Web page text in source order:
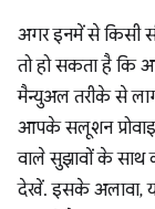
अगर इनमें से किसी
तो हो सकता है कि
मैन्युअल तरीके से
आपके सलूशन
वाले सुझावों के साथ
देखें. इसके अलावा,